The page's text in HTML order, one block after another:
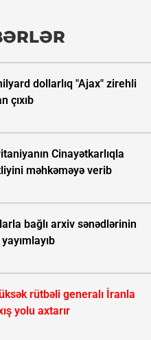
dollarlıq "Ajax" zirehli
çıxıb
Cinayətkarlıqla
məhkəməyə verib
bağlı arxiv sənədlərinin
rütbəli generalı İranla
yolu axtarır